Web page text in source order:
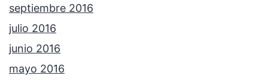
septiembre 2016
julio 2016
junio 2016
mayo 2016